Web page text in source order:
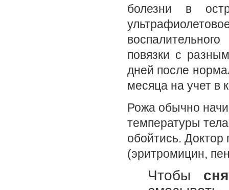
болезни в
повязки с
дней после
месяца на учет в
Рожа обычно
температуры
обойтись. Доктор
(эритромицин,
Чтобы